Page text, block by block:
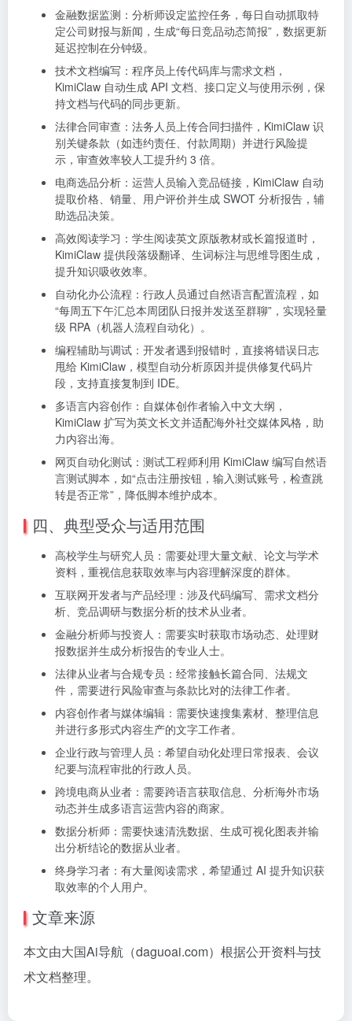
金融数据监测：分析师设定监控任务，每日自动抓取特
定公司财报与新闻，生成“每日竞品动态简报”，数据更新
延迟控制在分钟级。
技术文档编写：程序员上传代码库与需求文档，
KimiClaw 自动生成 API 文档、接口定义与使用示例，保
持文档与代码的同步更新。
法律合同审查：法务人员上传合同扫描件，KimiClaw 识
别关键条款（如违约责任、付款周期）并进行风险提
示，审查效率较人工提升约 3 倍。
电商选品分析：运营人员输入竞品链接，KimiClaw 自动
提取价格、销量、用户评价并生成 SWOT 分析报告，辅
助选品决策。
高效阅读学习：学生阅读英文原版教材或长篇报道时，
KimiClaw 提供段落级翻译、生词标注与思维导图生成，
提升知识吸收效率。
自动化办公流程：行政人员通过自然语言配置流程，如
“每周五下午汇总本周团队日报并发送至群聊”，实现轻量
级 RPA（机器人流程自动化）。
编程辅助与调试：开发者遇到报错时，直接将错误日志
甩给 KimiClaw，模型自动分析原因并提供修复代码片
段，支持直接复制到 IDE。
多语言内容创作：自媒体创作者输入中文大纲，
KimiClaw 扩写为英文长文并适配海外社交媒体风格，助
力内容出海。
网页自动化测试：测试工程师利用 KimiClaw 编写自然语
言测试脚本，如“点击注册按钮，输入测试账号，检查跳
转是否正常”，降低脚本维护成本。
四、典型受众与适用范围
高校学生与研究人员：需要处理大量文献、论文与学术
资料，重视信息获取效率与内容理解深度的群体。
互联网开发者与产品经理：涉及代码编写、需求文档分
析、竞品调研与数据分析的技术从业者。
金融分析师与投资人：需要实时获取市场动态、处理财
报数据并生成分析报告的专业人士。
法律从业者与合规专员：经常接触长篇合同、法规文
件，需要进行风险审查与条款比对的法律工作者。
内容创作者与媒体编辑：需要快速搜集素材、整理信息
并进行多形式内容生产的文字工作者。
企业行政与管理人员：希望自动化处理日常报表、会议
纪要与流程审批的行政人员。
跨境电商从业者：需要跨语言获取信息、分析海外市场
动态并生成多语言运营内容的商家。
数据分析师：需要快速清洗数据、生成可视化图表并输
出分析结论的数据从业者。
终身学习者：有大量阅读需求，希望通过 AI 提升知识获
取效率的个人用户。
文章来源
本文由大国Ai导航（daguoai.com）根据公开资料与技
术文档整理。